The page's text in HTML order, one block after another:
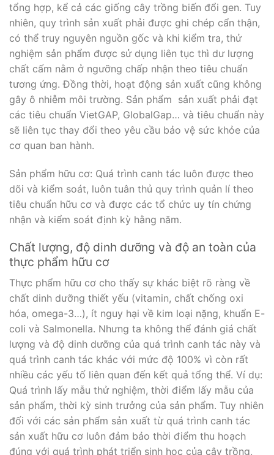
tổng hợp, kể cả các giống cây trồng biến đổi gen. Tuy
nhiên, quy trình sản xuất phải được ghi chép cẩn thận,
có thể truy nguyên nguồn gốc và khi kiểm tra, thử
nghiệm sản phẩm được sử dụng liên tục thì dư lượng
chất cấm nằm ở ngưỡng chấp nhận theo tiêu chuẩn
tương ứng. Đồng thời, hoạt động sản xuất cũng không
gây ô nhiễm môi trường. Sản phẩm sản xuất phải đạt
các tiêu chuẩn VietGAP, GlobalGap… và tiêu chuẩn này
sẽ liên tục thay đổi theo yêu cầu bảo vệ sức khỏe của
cơ quan ban hành.
Sản phẩm hữu cơ: Quá trình canh tác luôn được theo
dõi và kiểm soát, luôn tuân thủ quy trình quản lí theo
tiêu chuẩn hữu cơ và được các tổ chức uy tín chứng
nhận và kiểm soát định kỳ hằng năm.
Chất lượng, độ dinh dưỡng và độ an toàn của
thực phẩm hữu cơ
Thực phẩm hữu cơ cho thấy sự khác biệt rõ ràng về
chất dinh dưỡng thiết yếu (vitamin, chất chống oxi
hóa, omega-3…), ít nguy hại về kim loại nặng, khuẩn E-
coli và Salmonella. Nhưng ta không thể đánh giá chất
lượng và độ dinh dưỡng của quá trình canh tác này và
quá trình canh tác khác với mức độ 100% vì còn rất
nhiều các yếu tố liên quan đến kết quả tổng thể. Ví dụ:
Quá trình lấy mẫu thử nghiệm, thời điểm lấy mẫu của
sản phẩm, thời kỳ sinh trưởng của sản phẩm. Tuy nhiên
đối với các sản phẩm sản xuất từ quá trình canh tác
sản xuất hữu cơ luôn đảm bảo thời điểm thu hoạch
đúng với quá trình phát triển sinh học của cây trồng,